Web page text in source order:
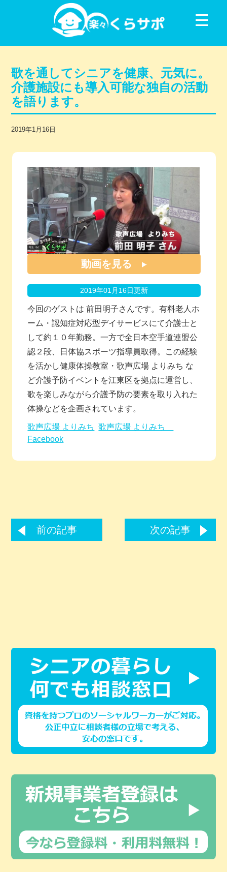
コンテンツに移動
歌を通してシニアを健康、元気に。
介護施設にも導入可能な独自の活動
を語ります。
2019年1月16日
動画を見る
2019年01月16日更新
今回のゲストは 前田明子さんです。有料老人ホ
ーム・認知症対応型デイサービスにて介護士と
して約１０年勤務。一方で全日本空手道連盟公
認２段、日体協スポーツ指導員取得。この経験
を活かし健康体操教室・歌声広場 よりみち な
ど介護予防イベントを江東区を拠点に運営し、
歌を楽しみながら介護予防の要素を取り入れた
体操などを企画されています。
歌声広場 よりみち
歌声広場 よりみち
Facebook
前の記事 次の記事